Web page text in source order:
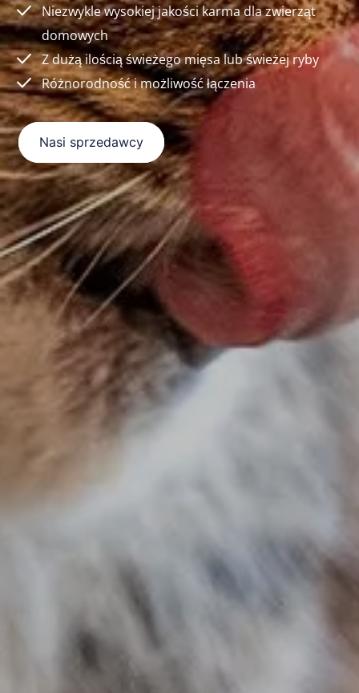
Niezwykle wysokiej jakości karma dla zwierząt
domowych
Z dużą ilością świeżego mięsa lub świeżej ryby
Różnorodność i możliwość łączenia
Nasi sprzedawcy